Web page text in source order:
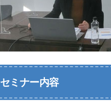
セミナー内容